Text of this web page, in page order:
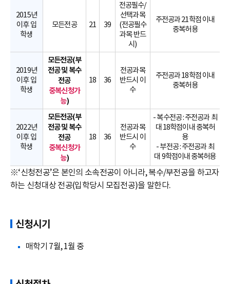
2015년
이후 입
학생
모든전공 21 39
전공필수/
선택과목
(전공필수
과목 반드
시)
주전공과 21학점 이내
중복허용
2019년
이후 입
학생
모든전공(부
전공 및 복수
전공
중복신청가
능)
18 36
전공과목
반드시 이
수
주전공과 18학점 이내
중복허용
2022년
이후 입
학생
모든전공(부
전공 및 복수
전공
중복신청가
능)
18 36
전공과목
반드시 이
수
- 복수전공 : 주전공과 최
대 18학점이내 중복허
용
- 부전공 : 주전공과 최
대 9학점이내 중복허용
※‘신청전공’은 본인의 소속전공이 아니라, 복수/부전공을 하고자
하는 신청대상 전공(입학당시 모집전공)을 말한다.
신청시기
매학기 7월, 1월 중